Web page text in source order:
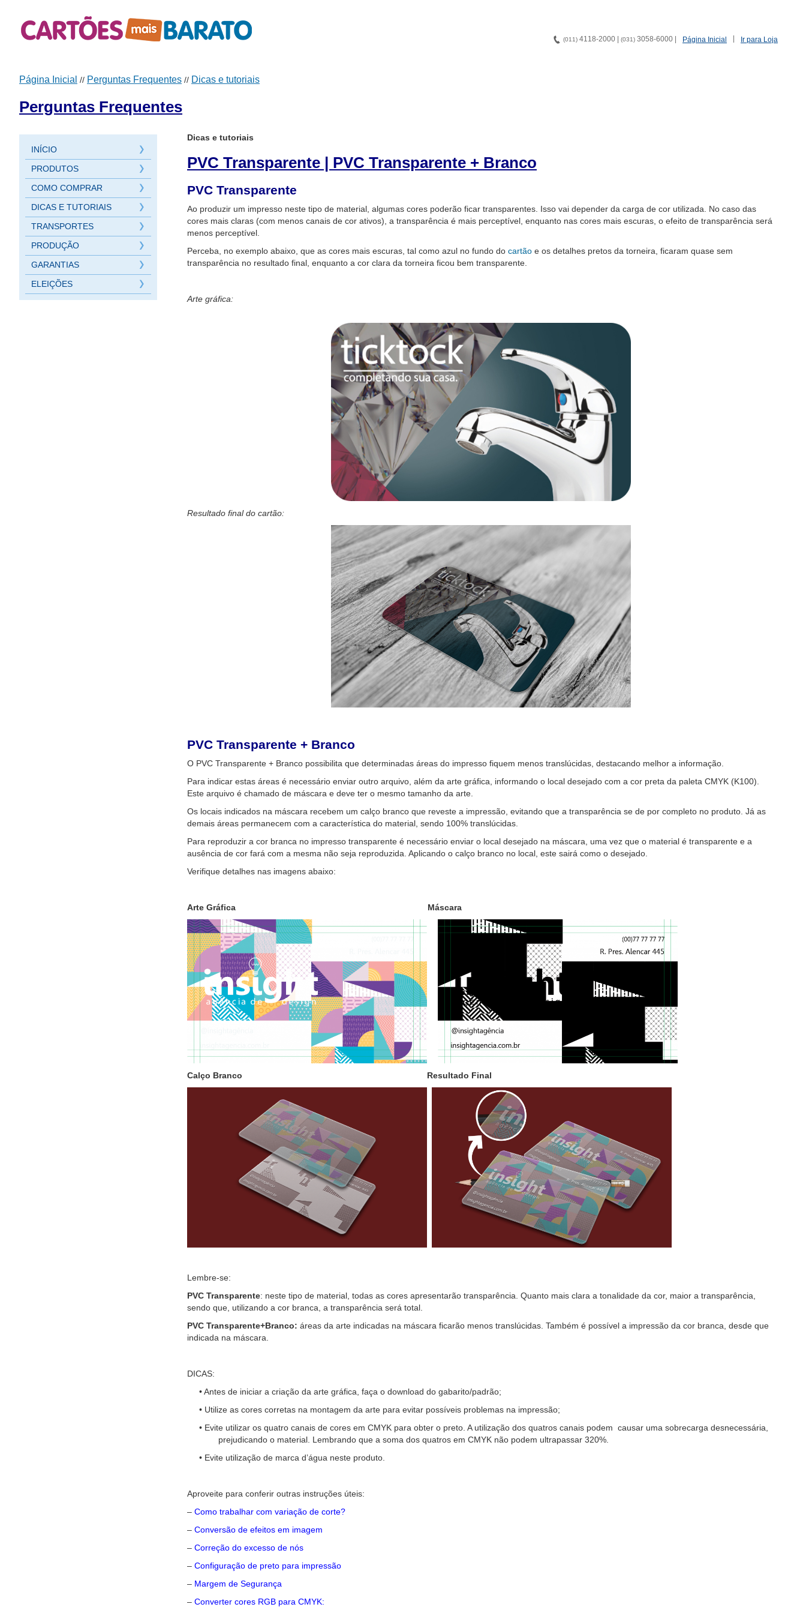
(011) 4118-2000 | (031) 3058-6000 | Página Inicial Ir para Loja
Página Inicial // Perguntas Frequentes // Dicas e tutoriais
Perguntas Frequentes
INÍCIO
PRODUTOS
COMO COMPRAR
DICAS E TUTORIAIS
TRANSPORTES
PRODUÇÃO
GARANTIAS
ELEIÇÕES
Dicas e tutoriais
PVC Transparente | PVC Transparente + Branco
PVC Transparente
Ao produzir um impresso neste tipo de material, algumas cores poderão ficar transparentes. Isso vai depender da carga de cor utilizada. No caso das
cores mais claras (com menos canais de cor ativos), a transparência é mais perceptível, enquanto nas cores mais escuras, o efeito de transparência será
menos perceptível.
Perceba, no exemplo abaixo, que as cores mais escuras, tal como azul no fundo do cartão e os detalhes pretos da torneira, ficaram quase sem
transparência no resultado final, enquanto a cor clara da torneira ficou bem transparente.
Arte gráfica:
Resultado final do cartão:
PVC Transparente + Branco
O PVC Transparente + Branco possibilita que determinadas áreas do impresso fiquem menos translúcidas, destacando melhor a informação.
Para indicar estas áreas é necessário enviar outro arquivo, além da arte gráfica, informando o local desejado com a cor preta da paleta CMYK (K100).
Este arquivo é chamado de máscara e deve ter o mesmo tamanho da arte.
Os locais indicados na máscara recebem um calço branco que reveste a impressão, evitando que a transparência se de por completo no produto. Já as
demais áreas permanecem com a característica do material, sendo 100% translúcidas.
Para reproduzir a cor branca no impresso transparente é necessário enviar o local desejado na máscara, uma vez que o material é transparente e a
ausência de cor fará com a mesma não seja reproduzida. Aplicando o calço branco no local, este sairá como o desejado.
Verifique detalhes nas imagens abaixo:
Arte Gráfica Máscara
Calço Branco Resultado Final
Lembre-se:
PVC Transparente: neste tipo de material, todas as cores apresentarão transparência. Quanto mais clara a tonalidade da cor, maior a transparência,
sendo que, utilizando a cor branca, a transparência será total.
PVC Transparente+Branco: áreas da arte indicadas na máscara ficarão menos translúcidas. Também é possível a impressão da cor branca, desde que
indicada na máscara.
DICAS:
• Antes de iniciar a criação da arte gráfica, faça o download do gabarito/padrão;
• Utilize as cores corretas na montagem da arte para evitar possíveis problemas na impressão;
• Evite utilizar os quatro canais de cores em CMYK para obter o preto. A utilização dos quatros canais podem causar uma sobrecarga desnecessária,
prejudicando o material. Lembrando que a soma dos quatros em CMYK não podem ultrapassar 320%.
• Evite utilização de marca d’água neste produto.
Aproveite para conferir outras instruções úteis:
– Como trabalhar com variação de corte?
– Conversão de efeitos em imagem
– Correção do excesso de nós
– Configuração de preto para impressão
– Margem de Segurança
– Converter cores RGB para CMYK: